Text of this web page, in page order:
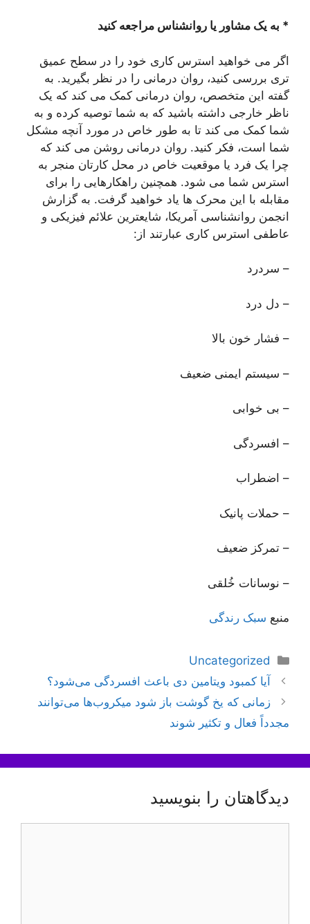
* به یک مشاور یا روانشناس مراجعه کنید
اگر می خواهید استرس کاری خود را در سطح عمیق
تری بررسی کنید، روان درمانی را در نظر بگیرید. به
گفته این متخصص، روان درمانی کمک می کند که یک
ناظر خارجی داشته باشید که به شما توصیه کرده و به
شما کمک می کند تا به طور خاص در مورد آنچه مشکل
شما است، فکر کنید. روان درمانی روشن می کند که
چرا یک فرد یا موقعیت خاص در محل کارتان منجر به
استرس شما می شود. همچنین راهکارهایی را برای
مقابله با این محرک ها یاد خواهید گرفت. به گزارش
انجمن روانشناسی آمریکا، شایعترین علائم فیزیکی و
عاطفی استرس کاری عبارتند از:
– سردرد
– دل درد
– فشار خون بالا
– سیستم ایمنی ضعیف
– بی خوابی
– افسردگی
– اضطراب
– حملات پانیک
– تمرکز ضعیف
– نوسانات خُلقی
منبع سبک رندگی
دسته‌ها
Uncategorized
ناوبری
نوشته‌ها
آیا کمبود ویتامین دی باعث افسردگی می‌شود؟
زمانی که یخ گوشت باز شود میکروب‌ها می‌توانند
مجدداً فعال و تکثیر شوند
دیدگاهتان را بنویسید